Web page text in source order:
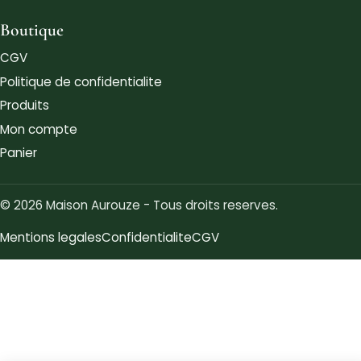
Boutique
CGV
Politique de confidentialite
Produits
Mon compte
Panier
© 2026 Maison Aurouze - Tous droits reserves.
Mentions legalesConfidentialiteCGV